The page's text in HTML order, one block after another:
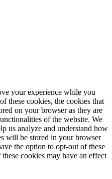
your experience while you
these cookies, the cookies that
on your browser as they are
of the website. We
us analyze and understand how
will be stored in your browser
the option to opt-out of these
cookies may have an effect